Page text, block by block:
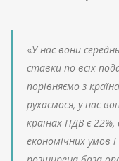
«У нас вони
ставки по всіх
порівняємо з
рухаємося, у нас
країнах ПДВ є
економічних умов